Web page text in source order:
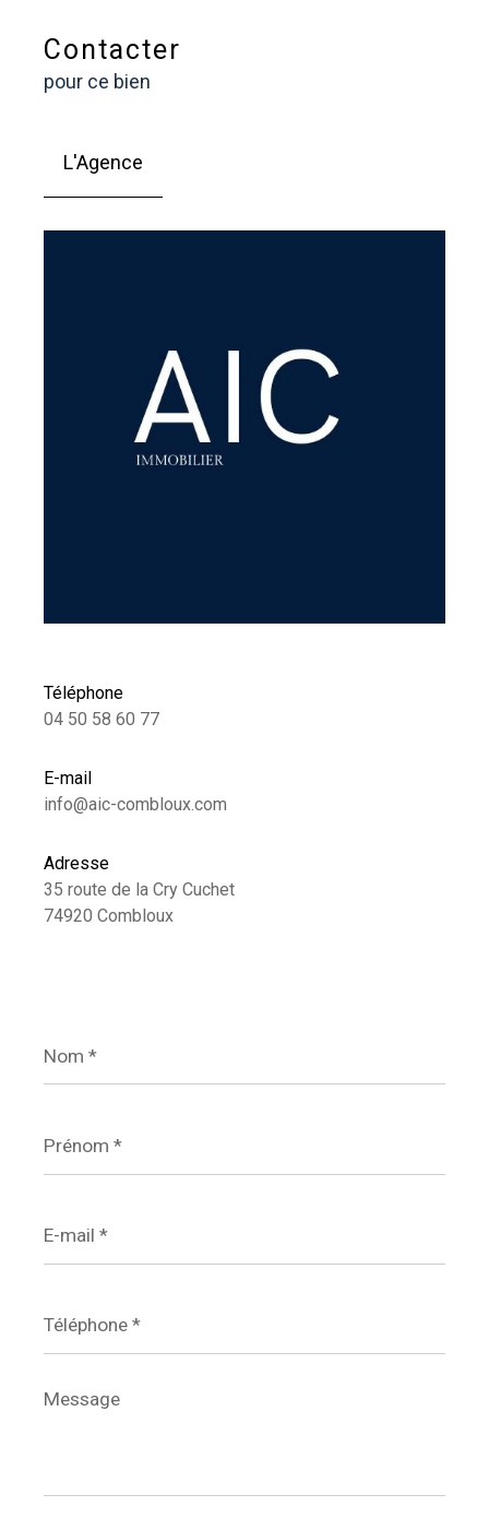
Contacter
pour ce bien
L'Agence
Téléphone
04 50 58 60 77
E-mail
info@aic-combloux.com
Adresse
35 route de la Cry Cuchet
74920 Combloux
*
*
mail
*
*
Message
*